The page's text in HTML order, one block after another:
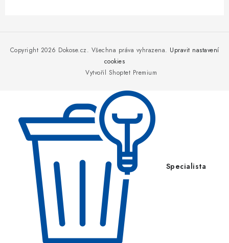
Vytvořil Shoptet Premium
Copyright 2026 Dokose.cz. Všechna práva vyhrazena. Upravit nastavení
cookies
Specialista